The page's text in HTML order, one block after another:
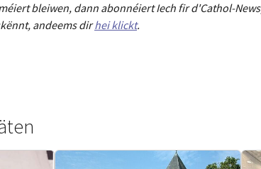
bleiwen, dann abonnéiert Iech fir d'Cathol-
andeems dirhei klickt.